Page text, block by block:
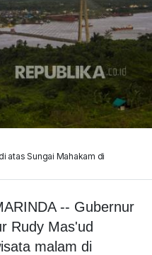
atas Sungai Mahakam di
-- Gubernur
Rudy Mas'ud
malam di